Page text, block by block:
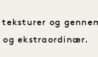
teksturer og
og ekstraordinær.